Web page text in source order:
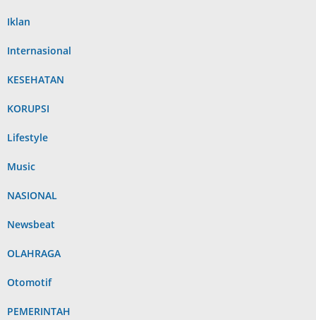
Iklan
Internasional
KESEHATAN
KORUPSI
Lifestyle
Music
NASIONAL
Newsbeat
OLAHRAGA
Otomotif
PEMERINTAH